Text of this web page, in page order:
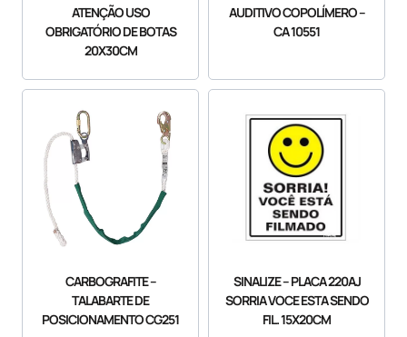
ATENÇÃO USO
OBRIGATÓRIO DE BOTAS
20X30CM
AUDITIVO COPOLÍMERO –
CA 10551
CARBOGRAFITE –
TALABARTE DE
POSICIONAMENTO CG251
SINALIZE – PLACA 220AJ
SORRIA VOCE ESTA SENDO
FIL. 15X20CM